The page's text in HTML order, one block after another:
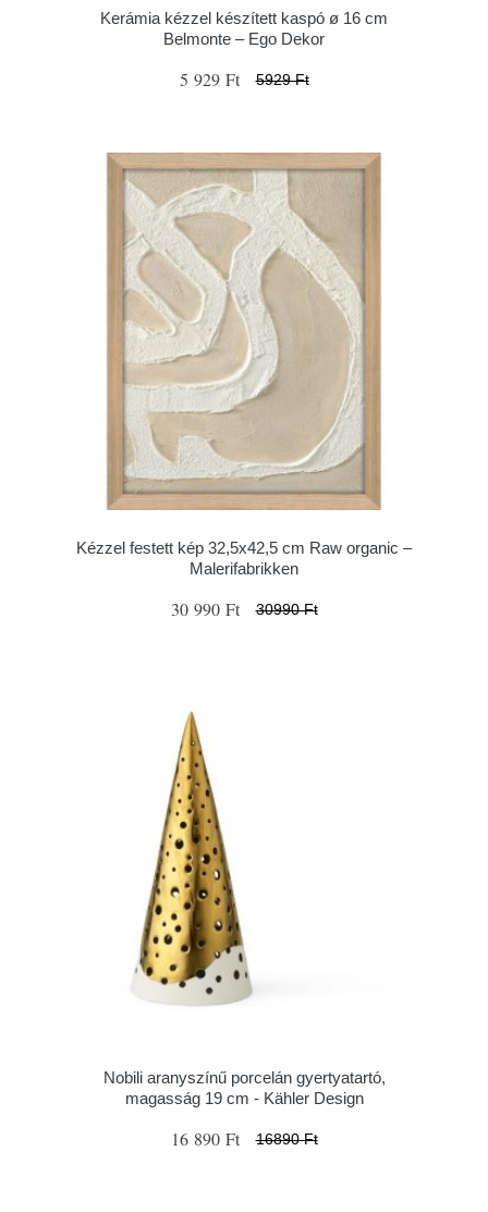
Kerámia kézzel készített kaspó ø 16 cm
Belmonte – Ego Dekor
5 929 Ft 5929 Ft
Kézzel festett kép 32,5x42,5 cm Raw organic –
Malerifabrikken
30 990 Ft 30990 Ft
Nobili aranyszínű porcelán gyertyatartó,
magasság 19 cm - Kähler Design
16 890 Ft 16890 Ft